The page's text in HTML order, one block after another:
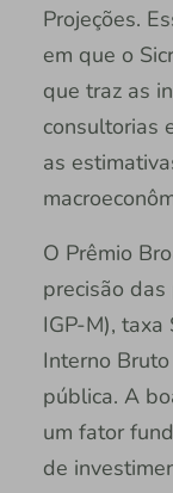
Projeções.
em que o
que traz as
consultorias
as
O Prêmio
precisão
IGP-M), taxa
Interno
pública. A
um fator
de